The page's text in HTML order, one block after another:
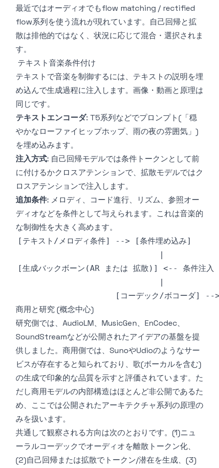
最近ではオーディオでもflow matching / rectified
flow系列を使う流れが現れています。自己回帰と拡
散は排他的ではなく、状況に応じて混合・選択されま
す。
テキスト音楽条件付け
テキストで音楽を制御するには、テキストの説明を埋
め込んで生成過程に注入します。画像・動画と原理は
同じです。
テキストエンコーダ: T5系列などでプロンプト(「穏
やかなローファイヒップホップ、雨の夜の雰囲気」)
を埋め込みます。
注入方式: 自己回帰モデルでは条件トークンとして前
に付けるかクロスアテンションで、拡散モデルではク
ロスアテンションで注入します。
追加条件: メロディ、コード進行、リズム、参照オー
ディオなどを条件として与えられます。これは音楽的
な制御性を大きく高めます。
商用と研究 (概念中心)
研究側では、AudioLM、MusicGen、EnCodec、
SoundStreamなどが公開されたアイデアの基盤を提
供しました。商用側では、SunoやUdioのようなサー
ビスが存在すると知られており、歌(ボーカルを含む)
の生成で印象的な品質を示すと評価されています。た
だし商用モデルの内部構造はほとんど非公開であるた
め、ここでは公開されたアーキテクチャ系列の原理の
みを扱います。
共通して観察される方向は次のとおりです。(1)ニュ
ーラルコーデックでオーディオを離散トークン化、
(2)自己回帰または拡散でトークン/潜在を生成、(3)